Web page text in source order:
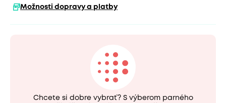
Možnosti dopravy a platby
Chcete si dobre vybrať? S výberom parného